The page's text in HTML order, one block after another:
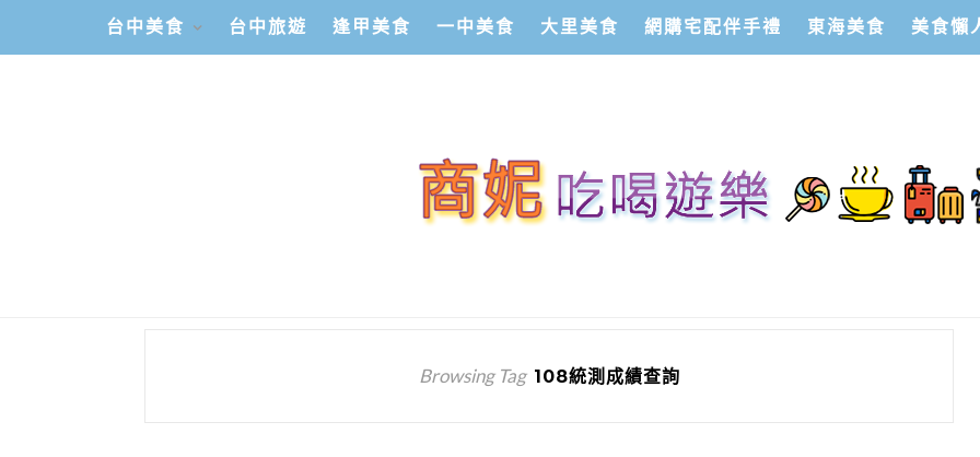
台中美食 台中旅遊 逢甲美食 一中美食 大里美食 網購宅配伴手禮 東海美食 美食懶
Browsing Tag 108統測成績查詢